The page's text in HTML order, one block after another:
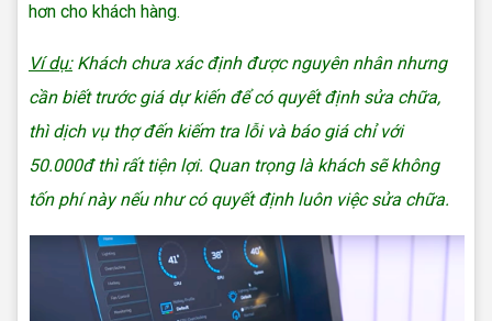
hơn cho khách hàng.
Ví dụ:Khách chưa xác định được nguyên nhân nhưng
cần biết trước giá dự kiến để có quyết định sửa chữa,
thì dịch vụ thợ đến kiếm tra lỗi và báo giá chỉ với
50.000đ thì rất tiện lợi. Quan trọng là khách sẽ không
tốn phí này nếu như có quyết định luôn việc sửa chữa.